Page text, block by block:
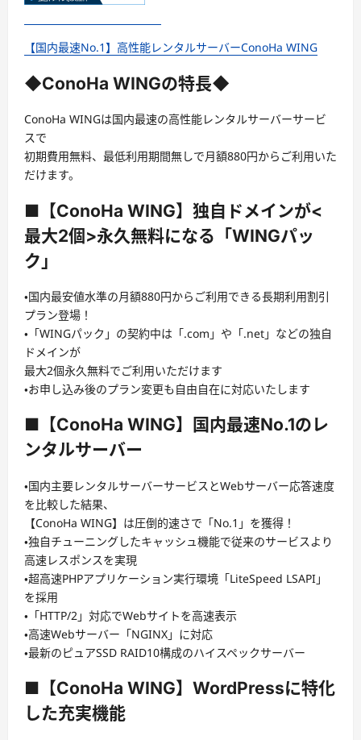
【国内最速No.1】高性能レンタルサーバーConoHa WING
◆ConoHa WINGの特長◆
ConoHa WINGは国内最速の高性能レンタルサーバーサービ
スで
初期費用無料、最低利用期間無しで月額880円からご利用いた
だけます。
■【ConoHa WING】独自ドメインが<
最大2個>永久無料になる「WINGパッ
ク」
・国内最安値水準の月額880円からご利用できる長期利用割引
プラン登場！
・「WINGパック」の契約中は「.com」や「.net」などの独自
ドメインが
最大2個永久無料でご利用いただけます
・お申し込み後のプラン変更も自由自在に対応いたします
■【ConoHa WING】国内最速No.1のレ
ンタルサーバー
・国内主要レンタルサーバーサービスとWebサーバー応答速度
を比較した結果、
【ConoHa WING】は圧倒的速さで「No.1」を獲得！
・独自チューニングしたキャッシュ機能で従来のサービスより
高速レスポンスを実現
・超高速PHPアプリケーション実行環境「LiteSpeed LSAPI」
を採用
・「HTTP/2」対応でWebサイトを高速表示
・高速Webサーバー「NGINX」に対応
・最新のピュアSSD RAID10構成のハイスペックサーバー
■【ConoHa WING】WordPressに特化
した充実機能